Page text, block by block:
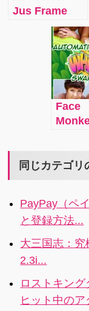
でも楽しむこ
とができるア
プリです。
Jus Frame
（Pro）：写真
にかわいいフ
レームをつけ
ることのでき
るアプリ。品
の良いパステ
ルカラーの美
しいフレーム
く、かえって
す。
Face
の人
リ。
品はツ
ーや
シェ
作品
シュ
同じカテゴリ
PayPay（ペ
と登録方法...
大三国志：究
2.3i...
ロストキン
ヒット中の